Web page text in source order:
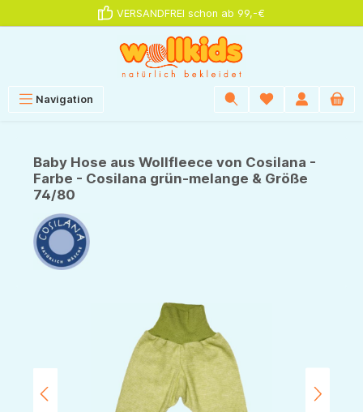
VERSANDFREI schon ab 99,-€
Navigation
Baby Hose aus Wollfleece von Cosilana -
Farbe - Cosilana grün-melange & Größe
74/80
Bildergalerie überspringen